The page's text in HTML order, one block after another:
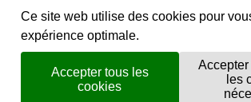
Instagram
flickr